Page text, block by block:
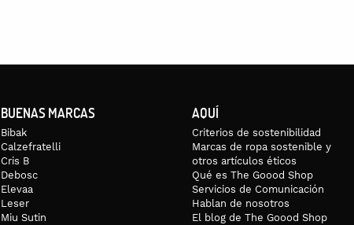
BUENAS MARCAS
Bibak
Calzefratelli
Cris B
Debosc
Elevaa
Leser
Miu Sutin
AQUÍ
Criterios de sostenibilidad
Marcas de ropa sostenible y
otros artículos éticos
Qué es The Goood Shop
Servicios de Comunicación
Hablan de nosotros
El blog de The Goood Shop